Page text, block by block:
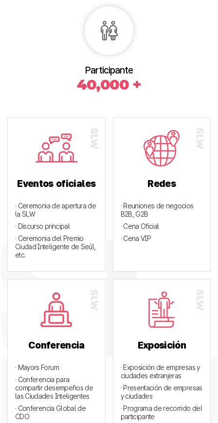
Participante
40,000 +
Eventos oficiales
· Ceremonia de apertura de
la SLW
· Discurso principal
· Ceremonia del Premio
Ciudad Inteligente de Seúl,
etc.
Redes
· Reuniones de negocios
B2B, G2B
· Cena Oficial
· Cena VIP
Conferencia
· Mayors Forum
· Conferencia para
compartir desempeños de
las Ciudades Inteligentes
· Conferencia Global de
CDO
Exposición
· Exposición de empresas y
ciudades extranjeras
· Presentación de empresas
y ciudades
· Programa de recorrido del
participante